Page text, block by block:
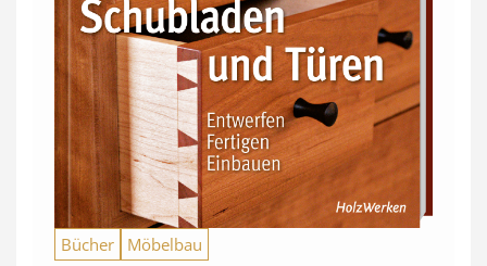
Bücher Möbelbau